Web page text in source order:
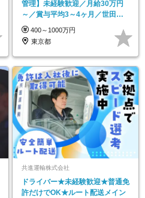
管理】未経験歓迎／月給30万円
～／賞与平均3～4ヶ月／世田谷
エリア中心の安定企業
400～1000万円
東京都
共進運輸株式会社
ドライバー★未経験歓迎★普通免
許だけでOK★ルート配送メイン